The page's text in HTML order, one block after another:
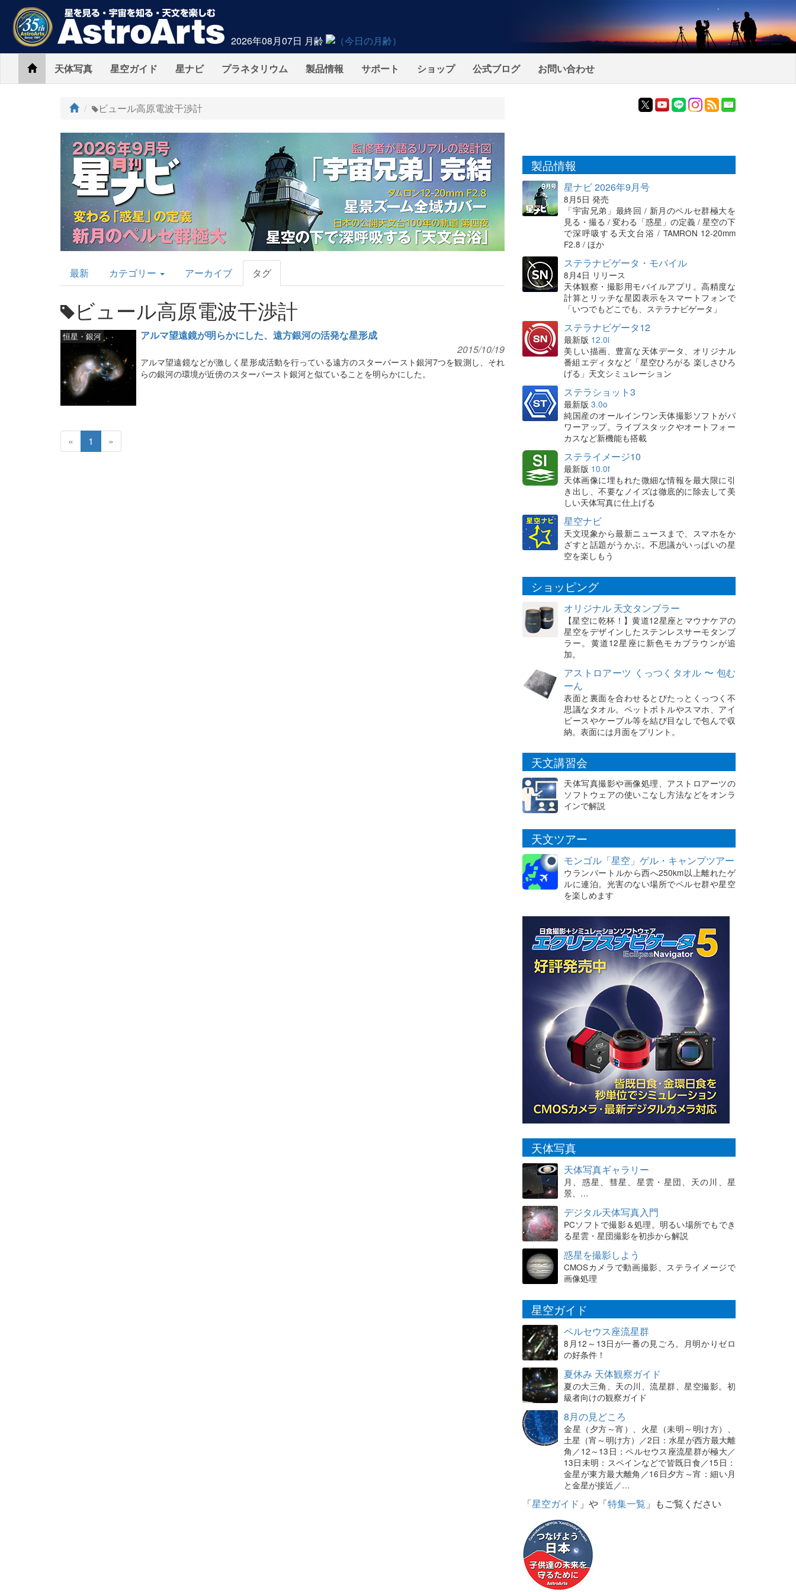
2026年08月07日 月齢
Home天体写真 星空ガイド 星ナビ プラネタリウム 製品情報 サポート ショップ 公式ブログ お問い合わせ
ト
プ
ビュール高原電波干渉計
AstroArts
Topics
最新 カテゴリー アーカイブ タグ
ビュール高原電波干渉計
アルマ望遠鏡が明らかにした、遠方銀河の活発な星形成
恒星・銀河
2015/10/19
アルマ望遠鏡などが激しく星形成活動を行っている遠方のスターバースト銀河7つを観測し、それ
らの銀河の環境が近傍のスターバースト銀河と似ていることを明らかにした。
« 1 »
製品情報
星ナビ 2026年9月号
8月5日 発売
「宇宙兄弟」最終回 / 新月のペルセ群極大を
見る・撮る / 変わる「惑星」の定義 / 星空の下
で深呼吸する天文台浴 / TAMRON 12-20mm
F2.8 / ほか
ステラナビゲータ・モバイル
8月4日 リリース
天体観察・撮影用モバイルアプリ。高精度な
計算とリッチな星図表示をスマートフォンで
「いつでもどこでも、ステラナビゲータ」
ステラナビゲータ12
最新版 12.0i
美しい描画、豊富な天体データ、オリジナル
番組エディタなど「星空ひろがる 楽しさひろ
げる」天文シミュレーション
ステラショット3
最新版 3.0o
純国産のオールインワン天体撮影ソフトがパ
ワーアップ。ライブスタックやオートフォー
カスなど新機能も搭載
ステライメージ10
最新版 10.0f
天体画像に埋もれた微細な情報を最大限に引
き出し、不要なノイズは徹底的に除去して美
しい天体写真に仕上げる
星空ナビ
天文現象から最新ニュースまで、スマホをか
ざすと話題がうかぶ。不思議がいっぱいの星
空を楽しもう
ショッピング
オリジナル 天文タンブラー
【星空に乾杯！】黄道12星座とマウナケアの
星空をデザインしたステンレスサーモタンブ
ラー。黄道12星座に新色モカブラウンが追
加。
アストロアーツ くっつくタオル 〜 包む
ーん
表面と裏面を合わせるとぴたっとくっつく不
思議なタオル。ペットボトルやスマホ、アイ
ピースやケーブル等を結び目なしで包んで収
納。表面には月面をプリント。
天文講習会
天体写真撮影や画像処理、アストロアーツの
ソフトウェアの使いこなし方法などをオンラ
インで解説
天文ツアー
モンゴル「星空」ゲル・キャンプツアー
ウランバートルから西へ250km以上離れたゲ
ルに連泊。光害のない場所でペルセ群や星空
を楽しめます
天体写真
天体写真ギャラリー
月、惑星、彗星、星雲・星団、天の川、星
景、…
デジタル天体写真入門
PCソフトで撮影＆処理。明るい場所でもでき
る星雲・星団撮影を初歩から解説
惑星を撮影しよう
CMOSカメラで動画撮影、ステライメージで
画像処理
星空ガイド
ペルセウス座流星群
8月12～13日が一番の見ごろ。月明かりゼロ
の好条件！
夏休み 天体観察ガイド
夏の大三角、天の川、流星群、星空撮影。初
級者向けの観察ガイド
8月の見どころ
金星（夕方～宵）、火星（未明～明け方）、
土星（宵～明け方）／2日：水星が西方最大離
角／12～13日：ペルセウス座流星群が極大／
13日未明：スペインなどで皆既日食／15日：
金星が東方最大離角／16日夕方～宵：細い月
と金星が接近／…
「星空ガイド 」や「特集一覧 」もご覧ください